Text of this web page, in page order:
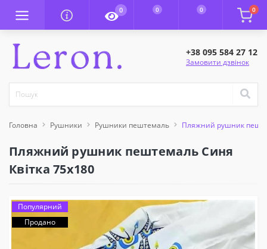
0 0 0 0
+38 095 584 27 12
Замовити дзвінок
Головна Рушники Рушники пештемаль Пляжний рушник
Пляжний рушник пештемаль Синя
Квітка 75х180
Популярний
Продано